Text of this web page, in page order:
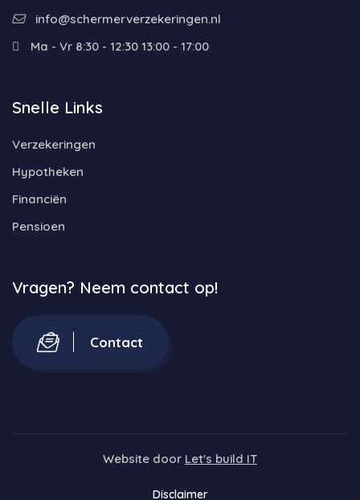
info@schermerverzekeringen.nl
Ma - Vr 8:30 - 12:30 13:00 - 17:00
Snelle Links
Verzekeringen
Hypotheken
Financiën
Pensioen
Vragen? Neem contact op!
Contact
Website door Let's build IT
Disclaimer